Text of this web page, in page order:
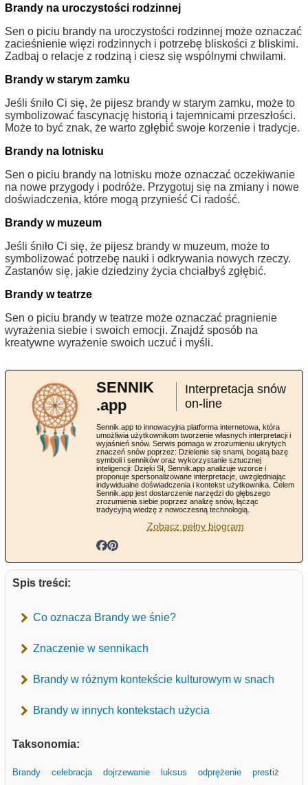
Brandy na uroczystości rodzinnej
Sen o piciu brandy na uroczystości rodzinnej może oznaczać
zacieśnienie więzi rodzinnych i potrzebę bliskości z bliskimi.
Zadbaj o relacje z rodziną i ciesz się wspólnymi chwilami.
Brandy w starym zamku
Jeśli śniło Ci się, że pijesz brandy w starym zamku, może to
symbolizować fascynację historią i tajemnicami przeszłości.
Może to być znak, że warto zgłębić swoje korzenie i tradycje.
Brandy na lotnisku
Sen o piciu brandy na lotnisku może oznaczać oczekiwanie
na nowe przygody i podróże. Przygotuj się na zmiany i nowe
doświadczenia, które mogą przynieść Ci radość.
Brandy w muzeum
Jeśli śniło Ci się, że pijesz brandy w muzeum, może to
symbolizować potrzebę nauki i odkrywania nowych rzeczy.
Zastanów się, jakie dziedziny życia chciałbyś zgłębić.
Brandy w teatrze
Sen o piciu brandy w teatrze może oznaczać pragnienie
wyrażenia siebie i swoich emocji. Znajdź sposób na
kreatywne wyrażenie swoich uczuć i myśli.
SENNIK
.app
Interpretacja snów
on-line
Sennik.app to innowacyjna platforma internetowa, która
umożliwia użytkownikom tworzenie własnych interpretacji i
wyjaśnień snów. Serwis pomaga w zrozumieniu ukrytych
znaczeń snów poprzez: Dzielenie się snami, bogatą bazę
symboli i senników oraz wykorzystanie sztucznej
inteligencji: Dzięki SI, Sennik.app analizuje wzorce i
proponuje spersonalizowane interpretacje, uwzględniając
indywidualne doświadczenia i kontekst użytkownika. Celem
Sennik.app jest dostarczenie narzędzi do głębszego
zrozumienia siebie poprzez analizę snów, łącząc
tradycyjną wiedzę z nowoczesną technologią.
Zobacz pełny biogram
Spis treści:
Co oznacza Brandy we śnie?
Znaczenie w sennikach
Brandy w różnym kontekście kulturowym w snach
Brandy w innych kontekstach użycia
Taksonomia:
Brandy celebracja dojrzewanie luksus odprężenie
prestiż